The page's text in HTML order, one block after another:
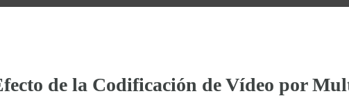
de la Codificación de Vídeo por